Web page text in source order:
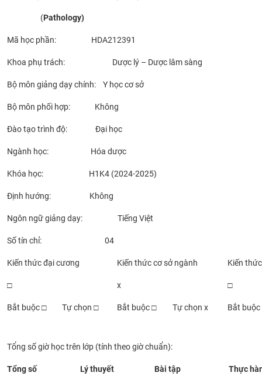
(Pathology)
Mã học phần: HDA212391
Khoa phụ trách: Dược lý – Dược lâm sàng
Bộ môn giảng dạy chính: Y học cơ sở
Bộ môn phối hợp: Không
Đào tạo trình độ: Đại học
Ngành học: Hóa dược
Khóa học: H1K4 (2024-2025)
Định hướng: Không
Ngôn ngữ giảng dạy: Tiếng Việt
Số tín chỉ: 04
Kiến thức đại cương
□
Kiến thức cơ sở ngành
x
Kiến
□
Bắt buộc □ Tự chọn □ Bắt buộc □ Tự chọn x Bắt buộc
Tổng số giờ học trên lớp (tính theo giờ chuẩn):
Tổng số Lý thuyết Bài tập Thực